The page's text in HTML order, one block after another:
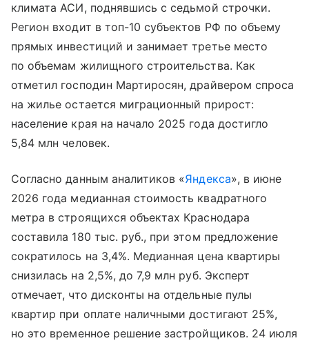
климата АСИ, поднявшись с седьмой строчки.
Регион входит в топ-10 субъектов РФ по объему
прямых инвестиций и занимает третье место
по объемам жилищного строительства. Как
отметил господин Мартиросян, драйвером спроса
на жилье остается миграционный прирост:
население края на начало 2025 года достигло
5,84 млн человек.
Согласно данным аналитиков «Яндекса», в июне
2026 года медианная стоимость квадратного
метра в строящихся объектах Краснодара
составила 180 тыс. руб., при этом предложение
сократилось на 3,4%. Медианная цена квартиры
снизилась на 2,5%, до 7,9 млн руб. Эксперт
отмечает, что дисконты на отдельные пулы
квартир при оплате наличными достигают 25%,
но это временное решение застройщиков. 24 июля